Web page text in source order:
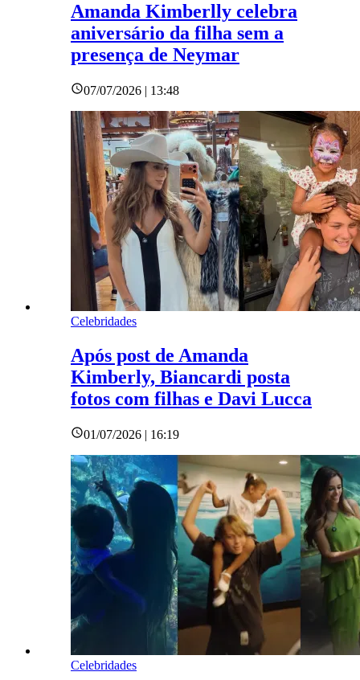
Amanda Kimberlly celebra
aniversário da filha sem a
presença de Neymar
07/07/2026 | 13:48
Celebridades
Após post de Amanda
Kimberly, Biancardi posta
fotos com filhas e Davi Lucca
01/07/2026 | 16:19
Celebridades